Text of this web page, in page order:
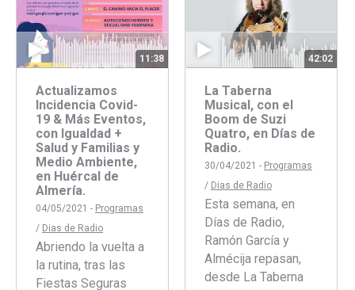
11:38
Actualizamos
Incidencia Covid-
19 & Más Eventos,
con Igualdad +
Salud y Familias y
Medio Ambiente,
en Huércal de
Almería.
04/05/2021 - Programas
/ Dias de Radio
Abriendo la vuelta a
la rutina, tras las
Fiestas Seguras
42:02
La Taberna
Musical, con el
Boom de Suzi
Quatro, en Días de
Radio.
30/04/2021 - Programas
/ Dias de Radio
Esta semana, en
Días de Radio,
Ramón García y
Almécija repasan,
desde La Taberna